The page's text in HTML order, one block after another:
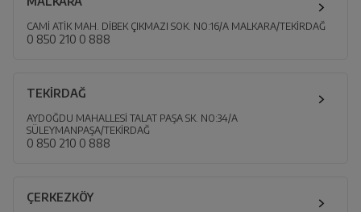
CAMİ ATİK MAH. DİBEK ÇIKMAZI SOK. NO:16/A MALKARA/TEKİRDAĞ
0 850 210 0 888
TEKİRDAĞ
AYDOĞDU MAHALLESİ TALAT PAŞA SK. NO:34/A
SÜLEYMANPAŞA/TEKİRDAĞ
0 850 210 0 888
ÇERKEZKÖY